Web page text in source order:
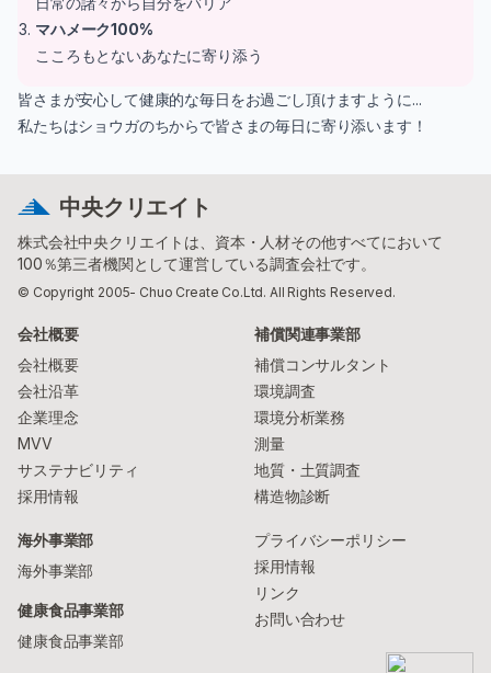
マハメーク100%
こころもとないあなたに寄り添う
皆さまが安心して健康的な毎日をお過ごし頂けますように...
私たちはショウガのちからで皆さまの毎日に寄り添います！
中央クリエイト
株式会社中央クリエイトは、資本・人材その他すべてにおいて
100％第三者機関として運営している調査会社です。
© Copyright 2005- Chuo Create Co.Ltd. All Rights Reserved.
会社概要
会社概要
会社沿革
企業理念
MVV
サステナビリティ
採用情報
補償関連事業部
補償コンサルタント
環境調査
環境分析業務
測量
地質・土質調査
構造物診断
海外事業部
海外事業部
健康食品事業部
健康食品事業部
プライバシーポリシー
採用情報
リンク
お問い合わせ